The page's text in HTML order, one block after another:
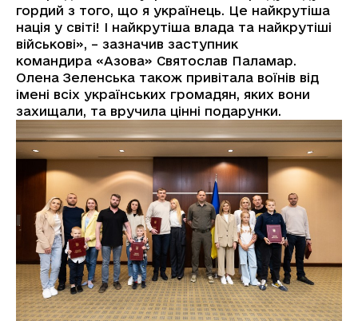
гордий з того, що я українець. Це найкрутіша
нація у світі! І найкрутіша влада та найкрутіші
військові», – зазначив заступник
командира «Азова» Святослав Паламар.
Олена Зеленська також привітала воїнів від
імені всіх українських громадян, яких вони
захищали, та вручила цінні подарунки.